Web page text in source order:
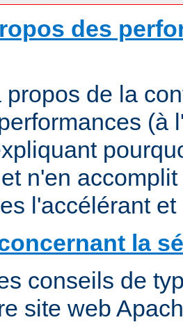
des
propos de la
(à
n'en
l'accélérant
la
conseils de
site web